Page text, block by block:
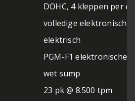
DOHC, 4 kleppen per
volledige
elektrisch
PGM-F1 elektronische
wet sump
23 pk @ 8.500 tpm